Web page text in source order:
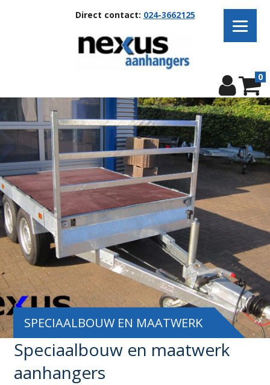
Direct contact: 024-3662125
0
SPECIAALBOUW EN MAATWERK
Speciaalbouw en maatwerk
aanhangers